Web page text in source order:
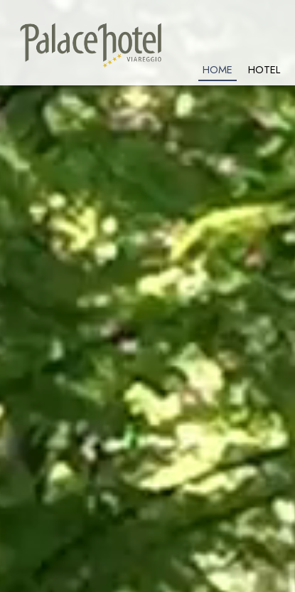
HOME HOTEL